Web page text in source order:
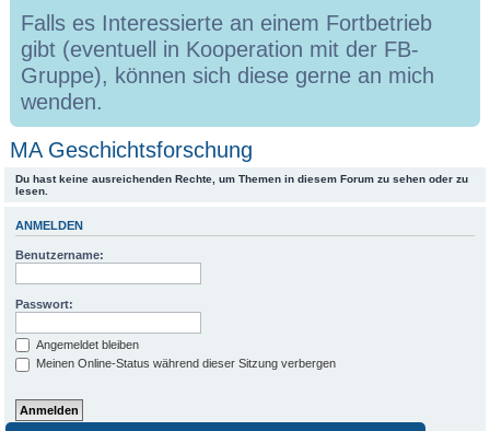
Falls es Interessierte an einem Fortbetrieb
gibt (eventuell in Kooperation mit der FB-
Gruppe), können sich diese gerne an mich
wenden.
MA Geschichtsforschung
Du hast keine ausreichenden Rechte, um Themen in diesem Forum zu sehen oder zu
lesen.
ANMELDEN
Benutzername:
Passwort:
Angemeldet bleiben
Meinen Online-Status während dieser Sitzung verbergen